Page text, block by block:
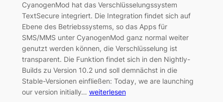
CyanogenMod hat das Verschlüsselungssystem
TextSecure integriert. Die Integration findet sich auf
Ebene des Betriebssystems, so das Apps für
SMS/MMS unter CyanogenMod ganz normal weiter
genutzt werden können, die Verschlüsselung ist
transparent. Die Funktion findet sich in den Nightly-
Builds zu Version 10.2 und soll demnächst in die
Stable-Versionen einfließen: Today, we are launching
our version initially… weiterlesen